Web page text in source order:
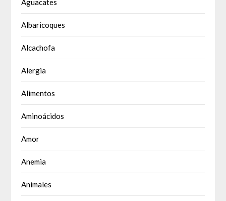
Aguacates
Albaricoques
Alcachofa
Alergia
Alimentos
Aminoácidos
Amor
Anemia
Animales